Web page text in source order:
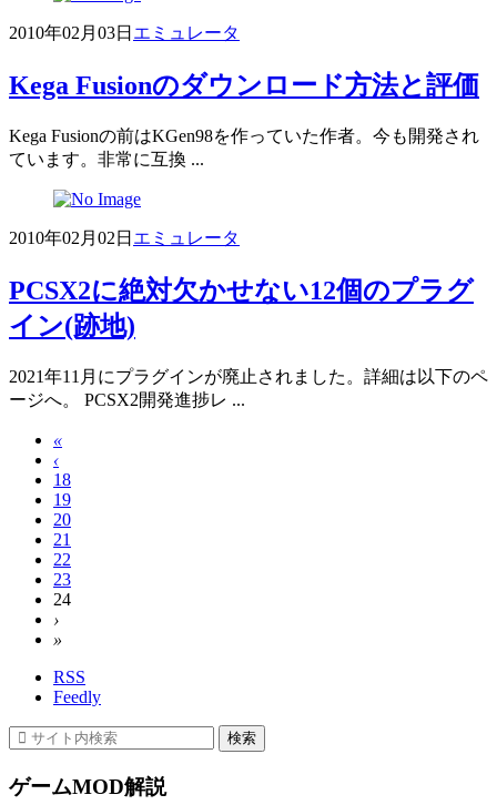
2010年02月03日 エミュレータ
Kega Fusionのダウンロード方法と評価
Kega Fusionの前はKGen98を作っていた作者。今も開発され
ています。非常に互換 ...
2010年02月02日 エミュレータ
PCSX2に絶対欠かせない12個のプラグ
イン(跡地)
2021年11月にプラグインが廃止されました。詳細は以下のペ
ージへ。 PCSX2開発進捗レ ...
«
‹
18
19
20
21
22
23
24
›
»
RSS
Feedly
ゲームMOD解説